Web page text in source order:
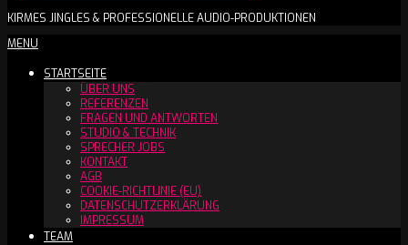
DCW
BOOKINGS™
KIRMES JINGLES & PROFESSIONELLE AUDIO-PRODUKTIONEN
Secondary
Menu
MENU
STARTSEITE
ÜBER UNS
REFERENZEN
FRAGEN UND ANTWORTEN
STUDIO & TECHNIK
SPRECHER JOBS
KONTAKT
AGB
COOKIE-RICHTLINIE (EU)
DATENSCHUTZERKLÄRUNG
IMPRESSUM
TEAM